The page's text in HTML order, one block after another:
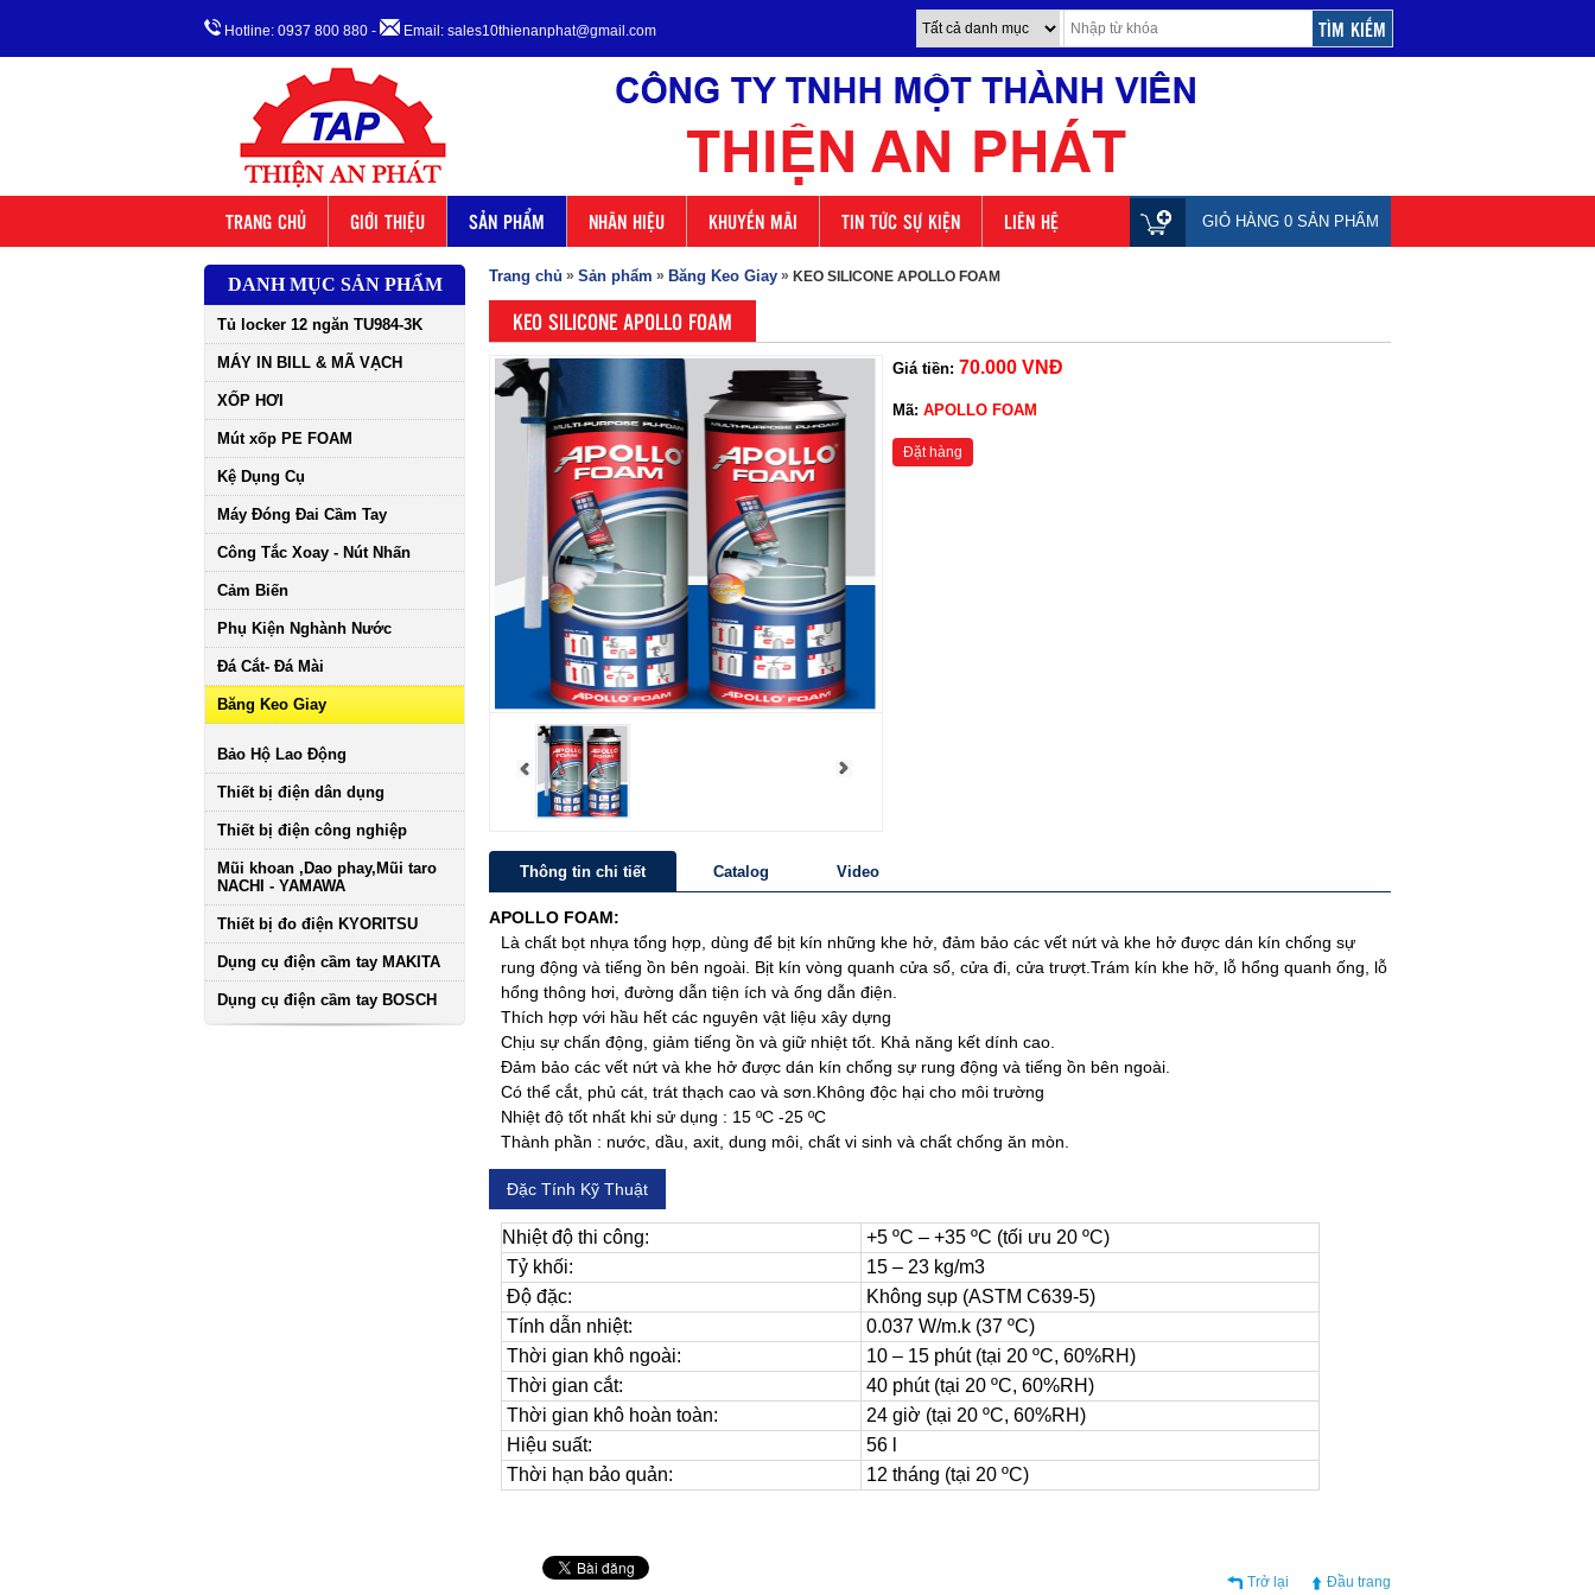
Hotline: 0937 800 880 - Email: sales10thienanphat@gmail.com
TRANG CHỦ GIỚI THIỆU SẢN PHẨM NHÃN HIỆU KHUYẾN MÃI TIN TỨC SỰ KIỆN LIÊN HỆ GIỎ HÀNG 0 SẢN PHẨM
DANH MỤC SẢN PHẨM
Tủ locker 12 ngăn TU984-3K
MÁY IN BILL & MÃ VẠCH
XỐP HƠI
Mút xốp PE FOAM
Kệ Dụng Cụ
Máy Đóng Đai Cầm Tay
Công Tắc Xoay - Nút Nhấn
Cảm Biến
Phụ Kiện Nghành Nước
Đá Cắt- Đá Mài
Băng Keo Giay
Bảo Hộ Lao Động
Thiết bị điện dân dụng
Thiết bị điện công nghiệp
Mũi khoan ,Dao phay,Mũi taro
NACHI - YAMAWA
Thiết bị đo điện KYORITSU
Dụng cụ điện cầm tay MAKITA
Dụng cụ điện cầm tay BOSCH
Trang chủ » Sản phẩm » Băng Keo Giay » KEO SILICONE APOLLO FOAM
KEO SILICONE APOLLO FOAM
Giá tiền: 70.000 VNĐ
Mã: APOLLO FOAM
Đặt hàng
Thông tin chi tiết Catalog Video
APOLLO FOAM:
Là chất bọt nhựa tổng hợp, dùng để bịt kín những khe hở, đảm bảo các vết nứt và khe hở được dán kín chống sự
rung động và tiếng ồn bên ngoài. Bịt kín vòng quanh cửa sổ, cửa đi, cửa trượt.Trám kín khe hỡ, lỗ hổng quanh ống, lỗ
hổng thông hơi, đường dẫn tiện ích và ống dẫn điện.
Thích hợp với hầu hết các nguyên vật liệu xây dựng
Chịu sự chấn động, giảm tiếng ồn và giữ nhiệt tốt. Khả năng kết dính cao.
Đảm bảo các vết nứt và khe hở được dán kín chống sự rung động và tiếng ồn bên ngoài.
Có thể cắt, phủ cát, trát thạch cao và sơn.Không độc hại cho môi trường
Nhiệt độ tốt nhất khi sử dụng : 15 ºC -25 ºC
Thành phần : nước, dầu, axit, dung môi, chất vi sinh và chất chống ăn mòn.
Đặc Tính Kỹ Thuật
Nhiệt độ thi công:
+5 ºC – +35 ºC (tối ưu 20 ºC)
Tỷ khối:
15 – 23 kg/m3
Độ đặc:
Không sụp (ASTM C639-5)
Tính dẫn nhiệt:
0.037 W/m.k (37 ºC)
Thời gian khô ngoài:
10 – 15 phút (tại 20 ºC, 60%RH)
Thời gian cắt:
40 phút (tại 20 ºC, 60%RH)
Thời gian khô hoàn toàn:
24 giờ (tại 20 ºC, 60%RH)
Hiệu suất:
56 l
Thời hạn bảo quản:
12 tháng (tại 20 ºC)
Trở lại Đầu trang